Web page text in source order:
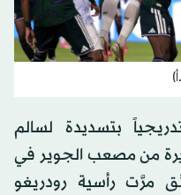
بتسديدة لسالم
من مصعب الجوير في
وبعدها بـ3 دقائق مرَّت رأسية رودريغو